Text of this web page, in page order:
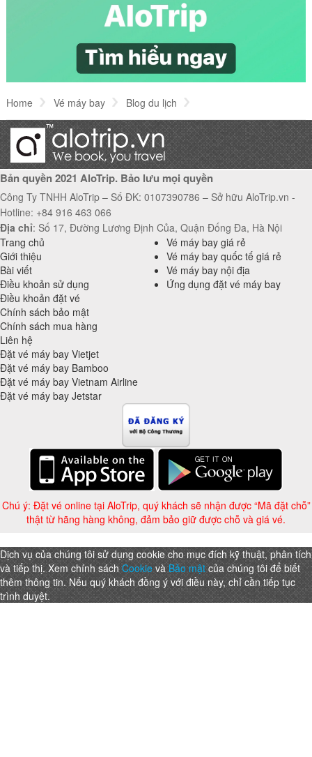
Cách làm bánh bèo Nghệ An đúng vị Nghệ An
Top 5 danh lam thắng cảnh Đà Nẵng hấp dẫn
khách du lịch
Home Vé máy bay Blog du lịch
Angkor Wat – di sản UNESCO ngay sát Việt Nam mà dân du lịch
Bản quyền 2021 AloTrip. Bảo lưu mọi quyền
Công Ty TNHH AloTrip – Số ĐK: 0107390786 – Sở hữu AloTrip.vn -
Hotline: +84 916 463 066
Địa chỉ: Số 17, Đường Lương Định Của, Quận Đống Đa, Hà Nội
Trang chủ
Giới thiệu
Bài viết
Điều khoản sử dụng
Điều khoản đặt vé
Chính sách bảo mật
Chính sách mua hàng
Liên hệ
Vé máy bay giá rẻ
Vé máy bay quốc tế giá rẻ
Vé máy bay nội địa
Ứng dụng đặt vé máy bay
Đặt vé máy bay Vietjet
Đặt vé máy bay Bamboo
Đặt vé máy bay Vietnam Airline
Đặt vé máy bay Jetstar
Chú ý: Đặt vé online tại AloTrip, quý khách sẽ nhận được “Mã đặt chỗ”
thật từ hãng hàng không, đảm bảo giữ được chỗ và giá vé.
Dịch vụ của chúng tôi sử dụng cookie cho mục đích kỹ thuật, phân tích
và tiếp thị. Xem chính sáchCookie và Bảo mật của chúng tôi để biết
thêm thông tin. Nếu quý khách đồng ý với điều này, chỉ cần tiếp tục
trình duyệt.